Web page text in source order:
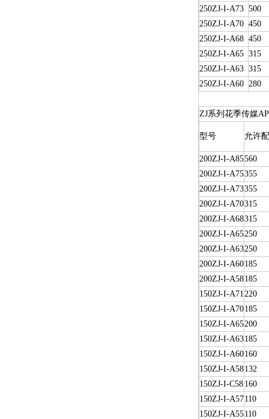
250ZJ-I-A73 500
250ZJ-I-A70 450
250ZJ-I-A68 450
250ZJ-I-A65 315
250ZJ-I-A63 315
250ZJ-I-A60 280
ZJ系列花季传媒
型号 允许
200ZJ-I-A85560
200ZJ-I-A75355
200ZJ-I-A73355
200ZJ-I-A70315
200ZJ-I-A68315
200ZJ-I-A65250
200ZJ-I-A63250
200ZJ-I-A60185
200ZJ-I-A58185
150ZJ-I-A71220
150ZJ-I-A70185
150ZJ-I-A65200
150ZJ-I-A63185
150ZJ-I-A60160
150ZJ-I-A58132
150ZJ-I-C58 160
150ZJ-I-A57110
150ZJ-I-A55110